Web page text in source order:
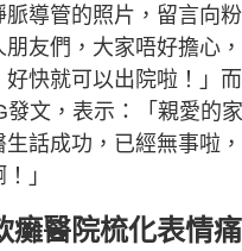
脈導管的照片，留言向
朋友們，大家唔好擔心
好快就可以出院啦！」
發文，表示：「親愛的
生話成功，已經無事啦
」
癱醫院梳化表情